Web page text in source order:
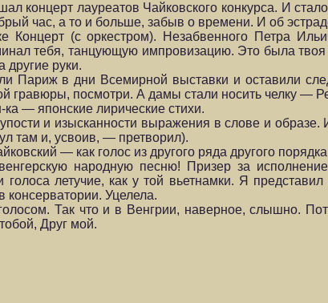
концерт лауреатов Чайковского кон­курса. И
час, а то и больше, забыв о времени. И об
Концерт (с оркестром). Незабвенного Петра
тебя, танцующую импровизацию. Это была
другие руки.
Париж в дни Всемирной выставки и оставили
гравю­ры, посмотри. А дамы стали носить челку —
— японские лирические стихи.
и изысканности выражения в сло­ве и
там и, усвоив, — претворил).
— как голос из другого ряда другого
народную песню! Призер за
голоса лету­чие, как у той вьетнамки. Я
консерватории. Уцелела.
Так что и в Венгрии, наверное, слышно.
Друг мой.